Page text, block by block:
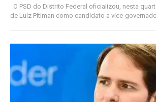
de Luiz Pitiman como candidato a vice-